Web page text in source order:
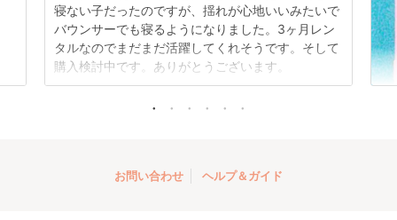
ピボット モジュラー
トラベルシステム イ
ーブンフロー
(evenflo)
12,738円 〜
寝ない子だったのですが、揺れが心地いいみたいで
バウンサーでも寝るようになりました。3ヶ月レン
タルなのでまだまだ活躍してくれそうです。そして
購入検討中です。ありがとうございます。
お問い合わせ ヘルプ＆ガイド